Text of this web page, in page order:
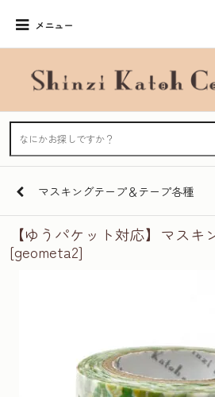
メニュー
マスキングテープ＆テープ各種
【ゆうパケット対応】マスキ
[geometa2]